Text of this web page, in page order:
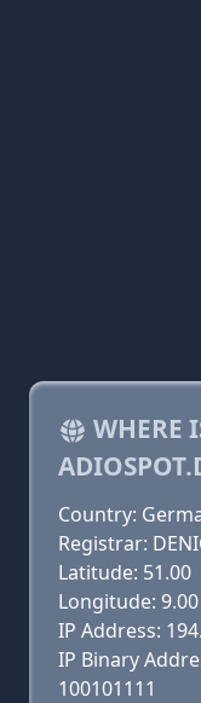
WHERE
Country:
Registrar:
Latitude: 51.00
Longitude: 9.00
IP Address:
IP Binary
100101111